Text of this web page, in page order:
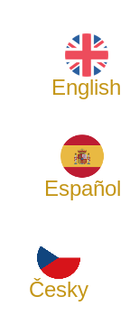
English
Español
Česky